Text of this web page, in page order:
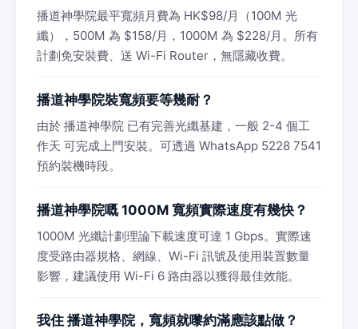
播道神學院最平寬頻月費為 HK$98/月（100M 光
纖），500M 為 $158/月，1000M 為 $228/月。所有
計劃免安裝費、送 Wi-Fi Router，無隱藏收費。
播道神學院裝寬頻要等幾耐？
由於 播道神學院 已有完善光纖基建，一般 2-4 個工
作天 可完成上門安裝。可透過 WhatsApp 5228 7541
預約裝機時段。
播道神學院嘅 1000M 寬頻實際速度有幾快？
1000M 光纖計劃理論下載速度可達 1 Gbps。實際速
度受路由器規格、網線、Wi-Fi 訊號及使用裝置數量
影響，建議使用 Wi-Fi 6 路由器以獲得最佳效能。
我住 播道神學院，寬頻就嚟約滿應該點做？